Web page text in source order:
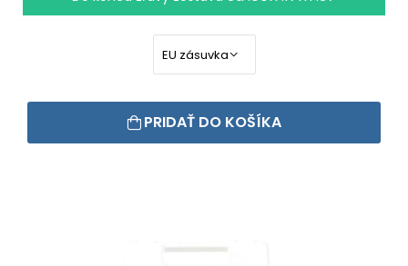
PRIDAŤ DO KOŠÍKA